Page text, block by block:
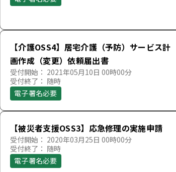
【介護OSS4】居宅介護（予防）サービス計
画作成（変更）依頼届出書
受付開始： 2021年05月10日 00時00分
受付終了： 随時
電子署名必要
【被災者支援OSS3】応急修理の実施申請
受付開始： 2020年03月25日 00時00分
受付終了： 随時
電子署名必要